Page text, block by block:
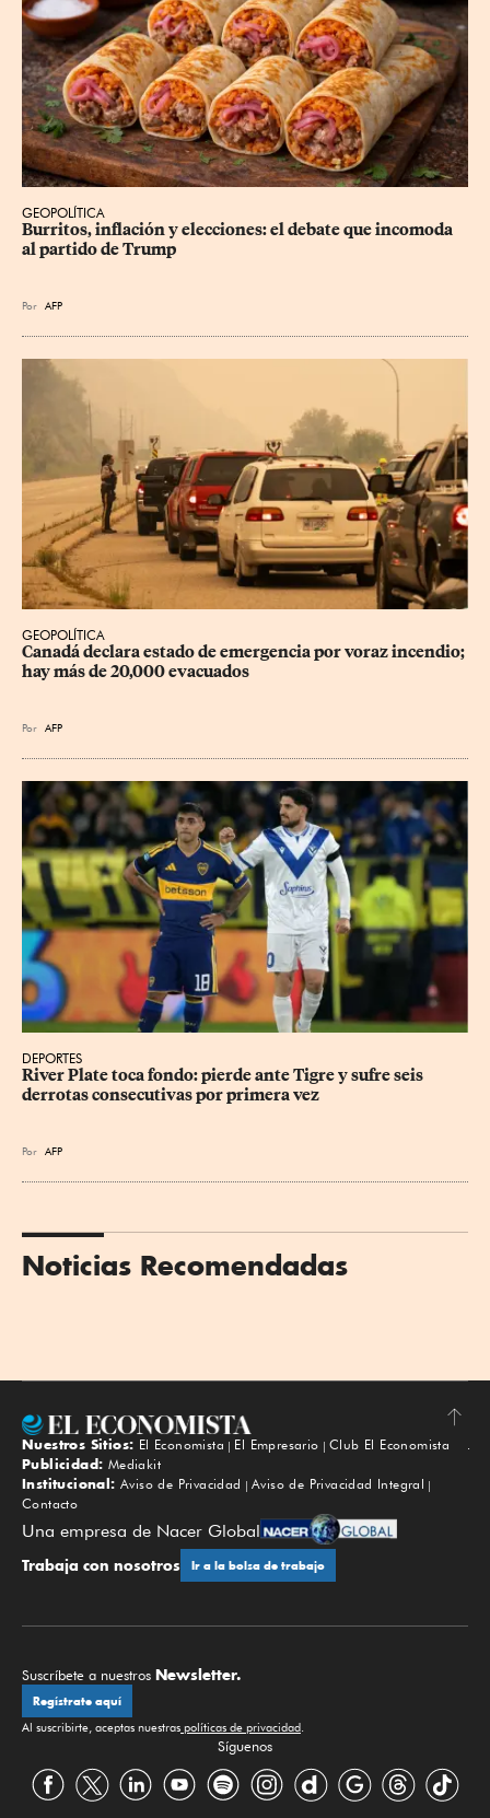
GEOPOLÍTICA
Burritos, inflación y elecciones: el debate que incomoda
al partido de Trump
Por AFP
GEOPOLÍTICA
Canadá declara estado de emergencia por voraz incendio;
hay más de 20,000 evacuados
Por AFP
DEPORTES
River Plate toca fondo: pierde ante Tigre y sufre seis
derrotas consecutivas por primera vez
Por AFP
Noticias Recomendadas
Subir
Nuestros Sitios: El Economista El Empresario
Club El Economista
Publicidad: Mediakit
Institucional: Aviso de Privacidad
Aviso de Privacidad Integral
Contacto
Una empresa de Nacer Global
Trabaja con nosotros Ir a la bolsa de trabajo
Suscríbete a nuestros Newsletter.
Regístrate aquí
Al suscribirte, aceptas nuestras políticas de privacidad
Síguenos